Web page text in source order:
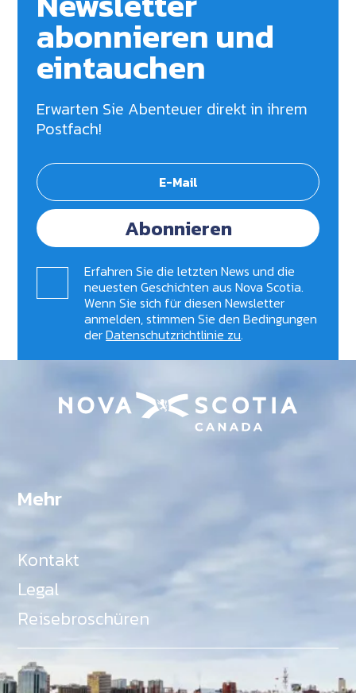
abonnieren und
eintauchen
Erwarten Sie Abenteuer direkt in ihrem
Postfach!
Abonnieren
Erfahren Sie die letzten News und die
neuesten Geschichten aus Nova Scotia.
Wenn Sie sich für diesen Newsletter
anmelden, stimmen Sie den Bedingungen
derDatenschutzrichtlinie zu.
Mehr
Kontakt
Legal
Reisebroschüren
Als Teil des Ministeriums für Gemeinden, Kultur,